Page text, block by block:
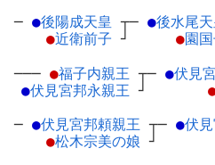
─ ●後陽成天皇 ┬
●近衛前子 ┘
─ ●後水尾天
●園
─── ●福子内親王 ┬
●伏見宮邦永親王 ┘
─ ●伏見
─ ●伏見宮邦頼親王 ┬
●松木宗美の娘 ┘
─ ●伏